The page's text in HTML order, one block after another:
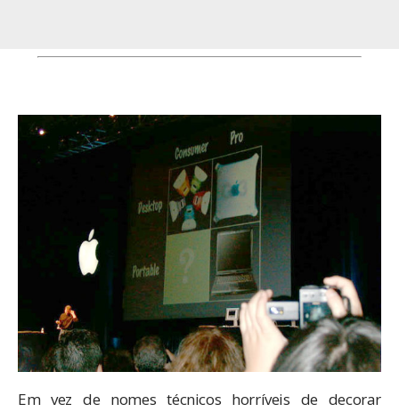
Em vez de nomes técnicos horríveis de decorar